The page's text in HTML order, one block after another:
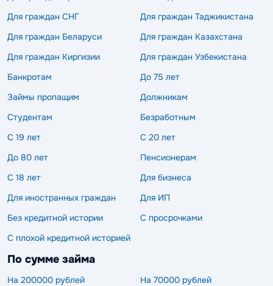
Для граждан СНГ
Для граждан Таджикистана
Для граждан Беларуси
Для граждан Казахстана
Для граждан Киргизии
Для граждан Узбекистана
Банкротам
До 75 лет
Займы пропащим
Должникам
Студентам
Безработным
С 19 лет
С 20 лет
До 80 лет
Пенсионерам
С 18 лет
Для бизнеса
Для иностранных граждан
Для ИП
Без кредитной истории
С просрочками
С плохой кредитной историей
По сумме займа
На 200000 рублей
На 70000 рублей